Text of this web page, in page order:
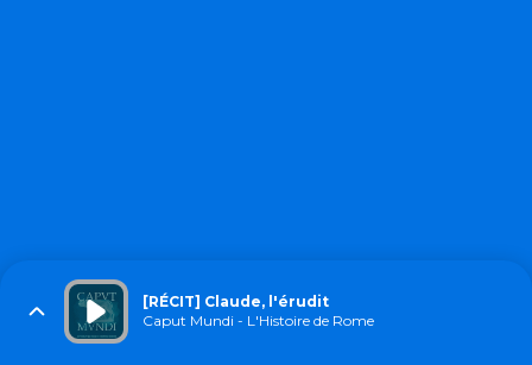
[RÉCIT] Claude, l'érudit
Caput Mundi - L'Histoire de Rome